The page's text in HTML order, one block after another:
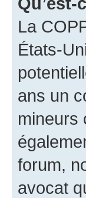
La
États-
ans un
mineurs
forum,
avocat